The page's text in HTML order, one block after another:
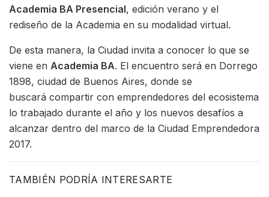
Academia BA Presencial, edición verano y el
rediseño de la Academia en su modalidad virtual.
De esta manera, la Ciudad invita a conocer lo que se
viene en Academia BA. El encuentro será en Dorrego
1898, ciudad de Buenos Aires, donde se
buscará compartir con emprendedores del ecosistema
lo trabajado durante el año y los nuevos desafíos a
alcanzar dentro del marco de la Ciudad Emprendedora
2017.
TAMBIÉN PODRÍA INTERESARTE